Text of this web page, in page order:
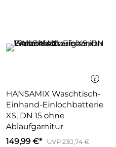
HANSAMIX Waschtisch-
Einhand-Einlochbatterie
XS, DN 15 ohne
Ablaufgarnitur
149,99 €*
UVP 230,74 €